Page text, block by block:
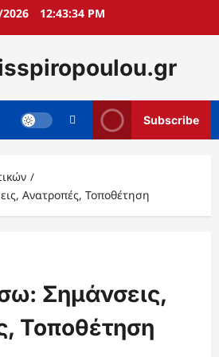
12:43:35 PM
Subscribe
Ανατροπές, Τοποθέτηση
Σημάνσεις,
Τοποθέτηση